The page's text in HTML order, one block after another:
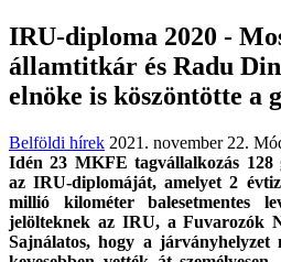
IRU-diploma 2020 -
államtitkár és Radu
elnöke is köszöntötte a
Belföldi hírek 2021. november 22.
Idén 23 MKFE tagvállalkozás 128
az IRU-diplomáját, amelyet 2
millió kilométer balesetmentes
jelölteknek az IRU, a Fuvarozók
Sajnálatos, hogy a